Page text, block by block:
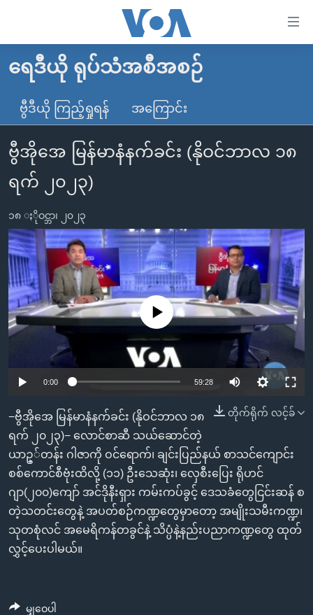
လွယ်ကူ
သည့်
Link
များ
ပင်မ
သို့
ကျော်
ကြည့်
ရန်
ပင်မ
အ
ညွန်း
ကြည့်
ရန်
ရှာဖွေ
ရန်
နေရာ
သို့
ကျော်
ရန်
မူလစာမျက်နှာ
မြန်မာ
ကမ္ဘာ့သတင်းများ
နိုင်ငံတကာ
အမေရိကန်
အစ္စရေး-ပါလက်စတိုင်း
ဗွီဒီယို
သတင်းလွတ်လပ်ခွင့်
ရပ်ဝန်းတခု လမ်းတခု အလွန်
အင်္ဂလိပ်စာလေ့လာမယ်
အမေရိကန်သုံးအီဒီယံ
မကြေးမုံရဲ့ အင်္ဂလိပ်စာ
ရုပ်ရှင်ထဲက အင်္ဂလိပ်စာ
သုတပဒေသာ အင်္ဂလိပ်စာ
အပတ်စဉ်ကဏ္ဍများ
ရေဒီယို
တီဗွီ
ရေဒီယိုနှင့်ရုပ်သံ အချက်အလက်များ
ရေဒီယို/တီဗွီအစီအစဉ်
Learning English
ဗွီအိုအေ လူမှုကွန်ယက်များ
ဘာသာစကားများ
ရေဒီယို ရုပ်သံအစီအစဉ်
ဗွီဒီယို ကြည့်ရှုရန် အကြောင်း
ဗွီအိုအေ မြန်မာနံနက်ခင်း (နိုဝင်ဘာလ ၁၈
ရက် ၂၀၂၃)
၁၈ ႏိုဝင္ဘာ၊ ၂၀၂၃
No media source currently available
0:00 59:28
တိုက်ရိုက် လင့်ခ်
−ဗွီအိုအေ မြန်မာနံနက်ခင်း (နိုဝင်ဘာလ ၁၈
ရက် ၂၀၂၃)− လောင်စာဆီ သယ်ဆောင်တဲ့
ယာဥ္်တန်း ဂါဇာကို ဝင်ရောက်၊ ချင်းပြည်နယ် စာသင်ကျောင်း
စစ်ကောင်စီဗုံးထိလို့ (၁၁) ဦးသေဆုံး၊ လှေစီးပြေး ရိုဟင်
ဂျာ(၂၀၀)ကျော် အင်ဒိုနီးရှား ကမ်းကပ်ခွင့် ဒေသခံတွေငြင်းဆန် စ
တဲ့သတင်းတွေနဲ့ အပတ်စဉ်ကဏ္ဍတွေမှာတော့ အမျိုးသမီးကဏ္ဍ၊
သုတစုံလင် အမေရိကန်တခွင်နဲ့ သိပ္ပံနဲ့နည်းပညာကဏ္ဍတွေ ထုတ်
လွှင့်ပေးပါမယ်။
မျှဝေပါ